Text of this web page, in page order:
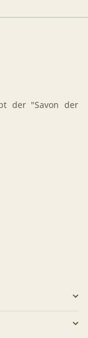
der "Savon der